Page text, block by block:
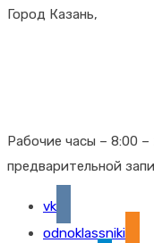
Город Казань,
Рабочие часы – 8:00
предварительной
vk
odnoklassniki